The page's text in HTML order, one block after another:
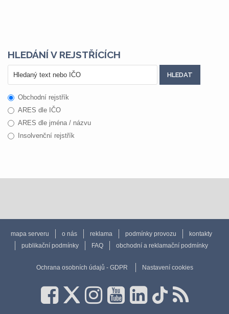
HLEDÁNÍ V REJSTŘÍCÍCH
Obchodní rejstřík
ARES dle IČO
ARES dle jména / názvu
Insolvenční rejstřík
mapa serveru o nás reklama podmínky provozu
kontakty
publikační podmínky
FAQ obchodní a reklamační podmínky
Ochrana osobních údajů - GDPR Nastavení cookies